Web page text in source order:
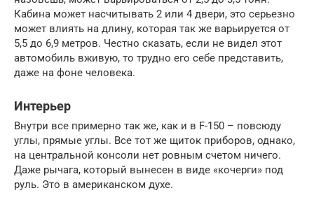
Кабина может насчитывать 2 или 4 двери, это серьезно
может влиять на длину, которая так же варьируется от
5,5 до 6,9 метров. Честно сказать, если не видел этот
автомобиль вживую, то трудно его себе представить,
даже на фоне человека.
Интерьер
Внутри все примерно так же, как и в F-150 – повсюду
углы, прямые углы. Все тот же щиток приборов, однако,
на центральной консоли нет ровным счетом ничего.
Даже рычага, который вынесен в виде «кочерги» под
руль. Это в американском духе.